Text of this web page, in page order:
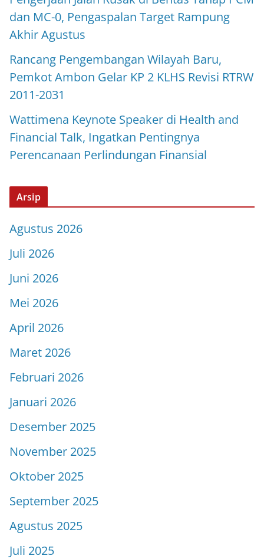
dan MC-0, Pengaspalan Target Rampung
Akhir Agustus
Rancang Pengembangan Wilayah Baru,
Pemkot Ambon Gelar KP 2 KLHS Revisi RTRW
2011-2031
Wattimena Keynote Speaker di Health and
Financial Talk, Ingatkan Pentingnya
Perencanaan Perlindungan Finansial
Arsip
Agustus 2026
Juli 2026
Juni 2026
Mei 2026
April 2026
Maret 2026
Februari 2026
Januari 2026
Desember 2025
November 2025
Oktober 2025
September 2025
Agustus 2025
Juli 2025